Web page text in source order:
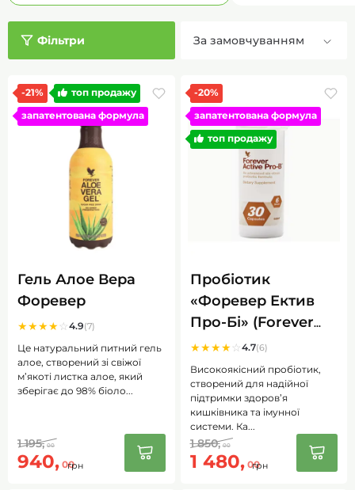
Фільтри
-21%
топ продажу
запатентована формула
Гель Алое Вера
Форевер
★★★★☆4.9(7)
Це натуральний питний гель
алое, створений зі свіжої
м’якоті листка алое, який
зберігає до 98% біоло...
940, 00грн
1 195, 00
-20%
запатентована формула
топ продажу
Пробіотик
«Форевер Ектив
Про-Бі» (Forever
Active Pro-B) 30
капсул
★★★★☆4.7(6)
Високоякісний пробіотик,
створений для надійної
підтримки здоров’я
кишківника та імунної
системи. Ка...
1 480, 00грн
1 850, 00